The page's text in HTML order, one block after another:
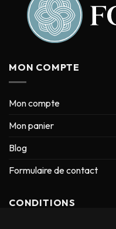
MON COMPTE
Mon compte
Mon panier
Blog
Formulaire de contact
CONDITIONS